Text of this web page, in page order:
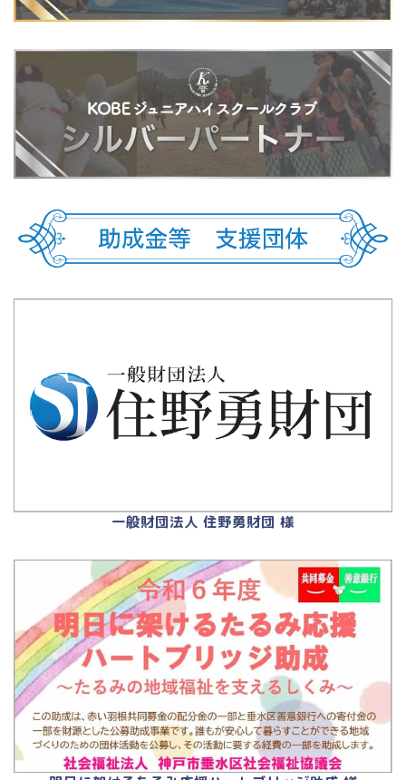
一般財団法人 住野勇財団 様